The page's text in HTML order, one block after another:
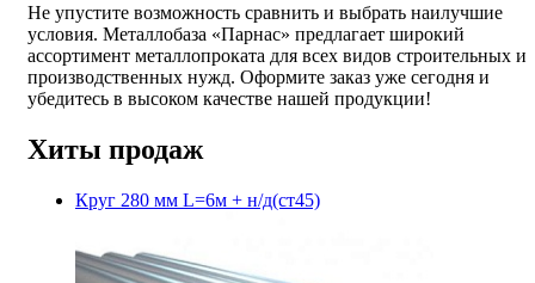
Не упустите возможность сравнить и выбрать наилучшие
условия. Металлобаза «Парнас» предлагает широкий
ассортимент металлопроката для всех видов строительных и
производственных нужд. Оформите заказ уже сегодня и
убедитесь в высоком качестве нашей продукции!
Хиты продаж
Круг 280 мм L=6м + н/д(ст45)